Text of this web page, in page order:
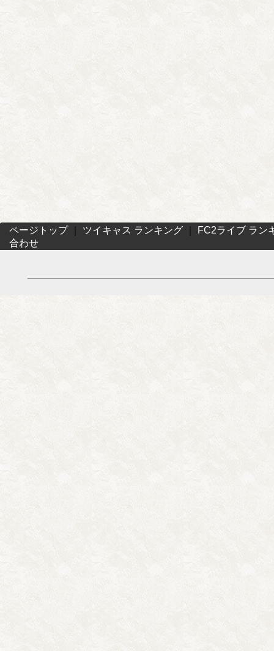
ページトップ｜ ツイキャス ランキング
FC2ライブ ラン
合わせ